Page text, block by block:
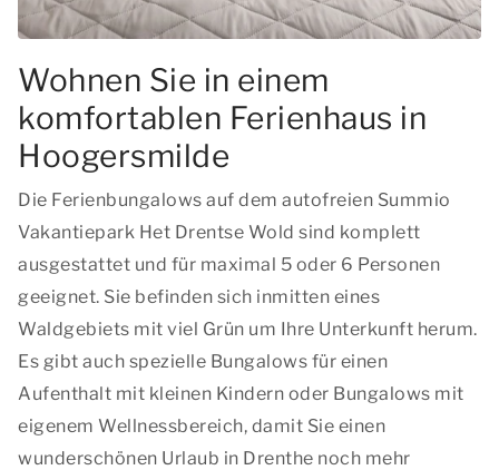
Wohnen Sie in einem
komfortablen Ferienhaus in
Hoogersmilde
Die Ferienbungalows auf dem autofreien Summio
Vakantiepark Het Drentse Wold sind komplett
ausgestattet und für maximal 5 oder 6 Personen
geeignet. Sie befinden sich inmitten eines
Waldgebiets mit viel Grün um Ihre Unterkunft herum.
Es gibt auch spezielle Bungalows für einen
Aufenthalt mit kleinen Kindern oder Bungalows mit
eigenem Wellnessbereich, damit Sie einen
wunderschönen Urlaub in Drenthe noch mehr